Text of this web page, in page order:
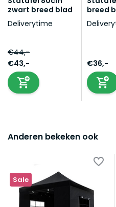
zwart breed blad
Deliverytime
€44,-
€43,-
breed
€36,-
Anderen bekeken ook
Sale